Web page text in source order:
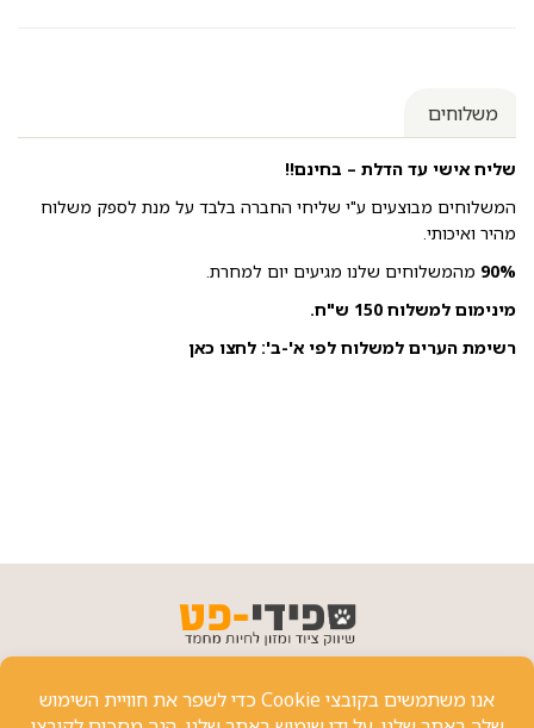
משלוחים
שליח אישי עד הדלת – בחינם!!
המשלוחים מבוצעים ע"י שליחי החברה בלבד על מנת לספק משלוח
מהיר ואיכותי.
90% מהמשלוחים שלנו מגיעים יום למחרת.
מינימום למשלוח 150 ש"ח.
רשימת הערים למשלוח לפי א'-ב': לחצו כאן